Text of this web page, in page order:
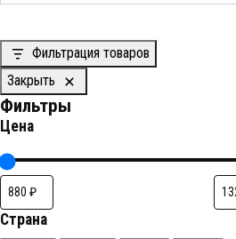
Фильтрация товаров
Закрыть
Фильтры
Цена
Страна